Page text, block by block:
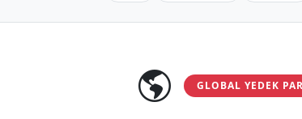
GLOBAL YEDEK